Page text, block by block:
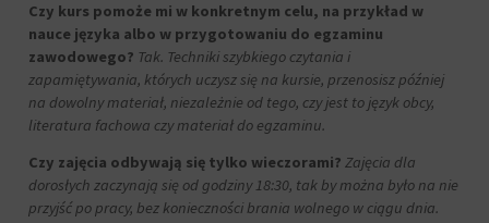
Czy kurs pomoże mi w konkretnym celu, na przykład w
nauce języka albo w przygotowaniu do egzaminu
zawodowego? Tak. Techniki szybkiego czytania i
zapamiętywania, których uczysz się na kursie, przenosisz później
na dowolny materiał, niezależnie od tego, czy jest to język obcy,
literatura fachowa czy materiał do egzaminu.
Czy zajęcia odbywają się tylko wieczorami? Zajęcia dla
dorosłych zaczynają się od godziny 18:30, tak by można było na nie
przyjść po pracy, bez konieczności brania wolnego w ciągu dnia.